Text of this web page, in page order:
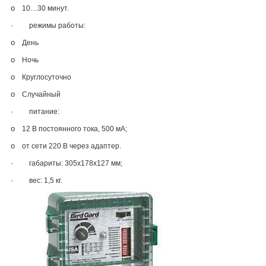
o 10…30 минут.
· режимы работы:
o День
o Ночь
o Круглосуточно
o Случайный
· питание:
o 12 В постоянного тока, 500 мА;
o от сети 220 В через адаптер.
· габариты: 305х178х127 мм;
· вес: 1,5 кг.